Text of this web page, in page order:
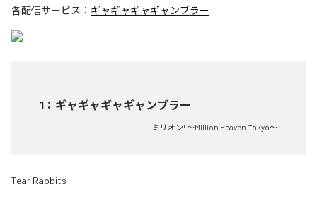
各配信サービス： ギャギャギャギャンブラー
1 ： ギャギャギャギャンブラー
ミリオン! 〜Million Heaven Tokyo〜
Tear Rabbits